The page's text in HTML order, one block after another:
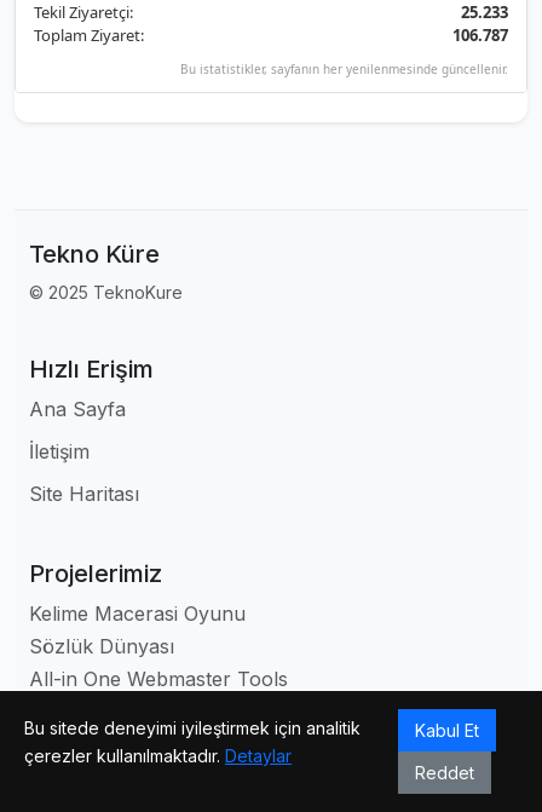
Tekil Ziyaretçi:
25.233
Toplam Ziyaret:
106.787
Bu istatistikler, sayfanın her yenilenmesinde güncellenir.
Tekno Küre
© 2025 TeknoKure
Hızlı Erişim
Ana Sayfa
İletişim
Site Haritası
Projelerimiz
Kelime Macerasi Oyunu
Sözlük Dünyası
All-in One Webmaster Tools
İKA ( İnsan Kaynakları Yönetimi )
Bu sitede deneyimi iyileştirmek için analitik
çerezler kullanılmaktadır. Detaylar
Kabul Et
Reddet